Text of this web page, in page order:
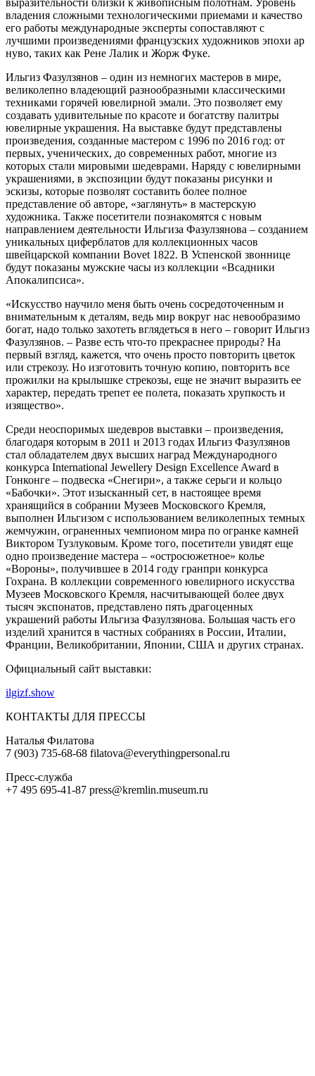
владения сложными технологическими приемами и качество
его работы международные эксперты сопоставляют с
лучшими произведениями французских художников эпохи ар
нуво, таких как Рене Лалик и Жорж Фуке.
Ильгиз Фазулзянов – один из немногих мастеров в мире,
великолепно владеющий разнообразными классическими
техниками горячей ювелирной эмали. Это позволяет ему
создавать удивительные по красоте и богатству палитры
ювелирные украшения. На выставке будут представлены
произведения, созданные мастером с 1996 по 2016 год: от
первых, ученических, до современных работ, многие из
которых стали мировыми шедеврами. Наряду с ювелирными
украшениями, в экспозиции будут показаны рисунки и
эскизы, которые позволят составить более полное
представление об авторе, «заглянуть» в мастерскую
художника. Также посетители познакомятся с новым
направлением деятельности Ильгиза Фазулзянова – созданием
уникальных циферблатов для коллекционных часов
швейцарской компании Bovet 1822. В Успенской звоннице
будут показаны мужские часы из коллекции «Всадники
Апокалипсиса».
«Искусство научило меня быть очень сосредоточенным и
внимательным к деталям, ведь мир вокруг нас невообразимо
богат, надо только захотеть вглядеться в него – говорит Ильгиз
Фазулзянов. – Разве есть что-то прекраснее природы? На
первый взгляд, кажется, что очень просто повторить цветок
или стрекозу. Но изготовить точную копию, повторить все
прожилки на крылышке стрекозы, еще не значит выразить ее
характер, передать трепет ее полета, показать хрупкость и
изящество».
Среди неоспоримых шедевров выставки – произведения,
благодаря которым в 2011 и 2013 годах Ильгиз Фазулзянов
стал обладателем двух высших наград Международного
конкурса International Jewellery Design Excellence Award в
Гонконге – подвеска «Снегири», а также серьги и кольцо
«Бабочки». Этот изысканный сет, в настоящее время
хранящийся в собрании Музеев Московского Кремля,
выполнен Ильгизом с использованием великолепных темных
жемчужин, ограненных чемпионом мира по огранке камней
Виктором Тузлуковым. Кроме того, посетители увидят еще
одно произведение мастера – «остросюжетное» колье
«Вороны», получившее в 2014 году гранпри конкурса
Гохрана. В коллекции современного ювелирного искусства
Музеев Московского Кремля, насчитывающей более двух
тысяч экспонатов, представлено пять драгоценных
украшений работы Ильгиза Фазулзянова. Большая часть его
изделий хранится в частных собраниях в России, Италии,
Франции, Великобритании, Японии, США и других странах.
Официальный сайт выставки:
ilgizf.show
КОНТАКТЫ ДЛЯ ПРЕССЫ
Наталья Филатова
7 (903) 735-68-68 filatova@everythingpersonal.ru
Пресс-служба
+7 495 695-41-87 press@kremlin.museum.ru